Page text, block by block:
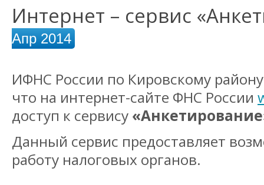
Интернет – сервис
Апр 2014
ИФНС России по Кировскому
что на интернет-сайте ФНС России
доступ к сервису
Данный сервис предоставляет
работу налоговых органов.